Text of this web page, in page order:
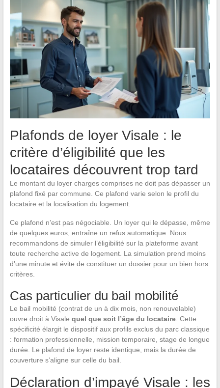
Plafonds de loyer Visale : le
critère d’éligibilité que les
locataires découvrent trop tard
Le montant du loyer charges comprises ne doit pas dépasser un
plafond fixé par commune. Ce plafond varie selon le profil du
locataire et la localisation du logement.
Ce plafond n’est pas négociable. Un loyer qui le dépasse, même
de quelques euros, entraîne un refus automatique. Nous
recommandons de simuler l’éligibilité sur la plateforme avant
toute recherche active de logement. La simulation prend moins
d’une minute et évite de constituer un dossier pour un bien hors
critères.
Cas particulier du bail mobilité
Le bail mobilité (contrat de un à dix mois, non renouvelable)
ouvre droit à Visale quel que soit l’âge du locataire. Cette
spécificité élargit le dispositif aux profils exclus du parc classique
: formation professionnelle, mission temporaire, stage de longue
durée. Le plafond de loyer reste identique, mais la durée de
couverture s’aligne sur celle du bail.
Déclaration d’impayé Visale : les